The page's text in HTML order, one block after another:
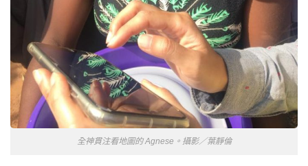
全神貫注看地圖的 Agnese。攝影／葉靜倫